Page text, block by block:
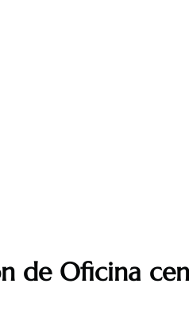
de Oficina